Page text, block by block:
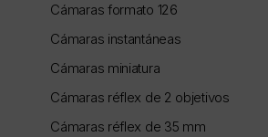
Cámaras formato 126
Cámaras instantáneas
Cámaras miniatura
Cámaras réflex de 2 objetivos
Cámaras réflex de 35 mm